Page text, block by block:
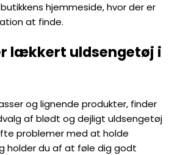
hjemmeside, hvor der er
at finde.
lækkert uldsengetøj i
og lignende produkter, finder
af blødt og dejligt uldsengetøj
problemer med at holde
holder du af at føle dig godt